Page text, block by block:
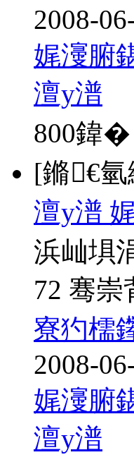
2008-
娓濅腑
澶у潽
800鍏�
[鏅€
澶у潽
浜屾埧
72 骞崇
寮犳檽
2008-
娓濅腑
澶у潽